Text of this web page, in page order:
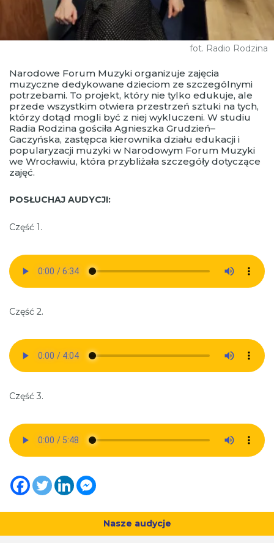
fot. Radio Rodzina
Narodowe Forum Muzyki organizuje zajęcia
muzyczne dedykowane dzieciom ze szczególnymi
potrzebami. To projekt, który nie tylko edukuje, ale
przede wszystkim otwiera przestrzeń sztuki na tych,
którzy dotąd mogli być z niej wykluczeni. W studiu
Radia Rodzina gościła Agnieszka Grudzień–
Gaczyńska, zastępca kierownika działu edukacji i
popularyzacji muzyki w Narodowym Forum Muzyki
we Wrocławiu, która przybliżała szczegóły dotyczące
zajęć.
POSŁUCHAJ AUDYCJI:
Część 1.
Część 2.
Część 3.
Nasze audycje